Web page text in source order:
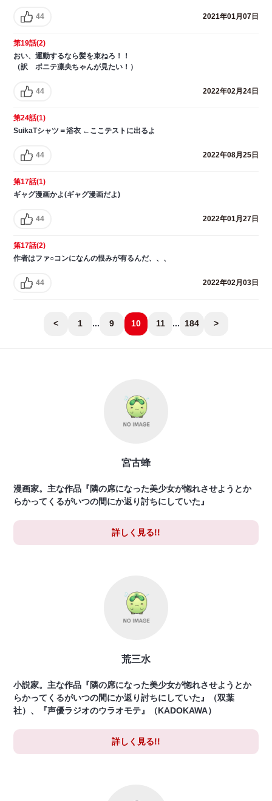
44 2021年01月07日
第19話(2)
おい、運動するなら髪を束ねろ！！
（訳 ポニテ凛央ちゃんが見たい！）
44 2022年02月24日
第24話(1)
SuikaTシャツ＝浴衣 ←ここテストに出るよ
44 2022年08月25日
第17話(1)
ギャグ漫画かよ(ギャグ漫画だよ)
44 2022年01月27日
第17話(2)
作者はファ○コンになんの恨みが有るんだ、、、
44 2022年02月03日
< 1 ... 9 10 11 ... 184 >
宮古蜂
漫画家。主な作品『隣の席になった美少女が惚れさせようとか
らかってくるがいつの間にか返り討ちにしていた』
詳しく見る!!
荒三水
小説家。主な作品『隣の席になった美少女が惚れさせようとか
らかってくるがいつの間にか返り討ちにしていた』（双葉
社）、『声優ラジオのウラオモテ』（KADOKAWA）
詳しく見る!!